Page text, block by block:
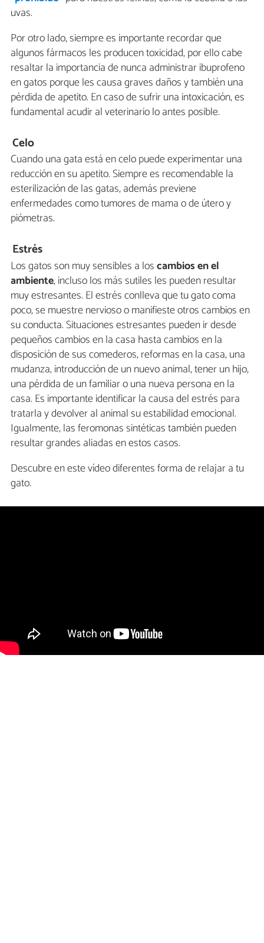
uvas.
Por otro lado, siempre es importante recordar que
algunos fármacos les producen toxicidad, por ello cabe
resaltar la importancia de nunca administrar ibuprofeno
en gatos porque les causa graves daños y también una
pérdida de apetito. En caso de sufrir una intoxicación, es
fundamental acudir al veterinario lo antes posible.
Celo
Cuando una gata está en celo puede experimentar una
reducción en su apetito. Siempre es recomendable la
esterilización de las gatas, además previene
enfermedades como tumores de mama o de útero y
piómetras.
Estrés
Los gatos son muy sensibles a loscambiosen el
ambiente, incluso los más sutiles les pueden resultar
muy estresantes. El estrés conlleva que tu gato coma
poco, se muestre nervioso o manifieste otros cambios en
su conducta. Situaciones estresantes pueden ir desde
pequeños cambios en la casa hasta cambios en la
disposición de sus comederos, reformas en la casa, una
mudanza, introducción de un nuevo animal, tener un hijo,
una pérdida de un familiar o una nueva persona en la
casa. Es importante identificar la causa del estrés para
tratarla y devolver al animal su estabilidad emocional.
Igualmente, las feromonas sintéticas también pueden
resultar grandes aliadas en estos casos.
Descubre en este vídeo diferentes forma de relajar a tu
gato.